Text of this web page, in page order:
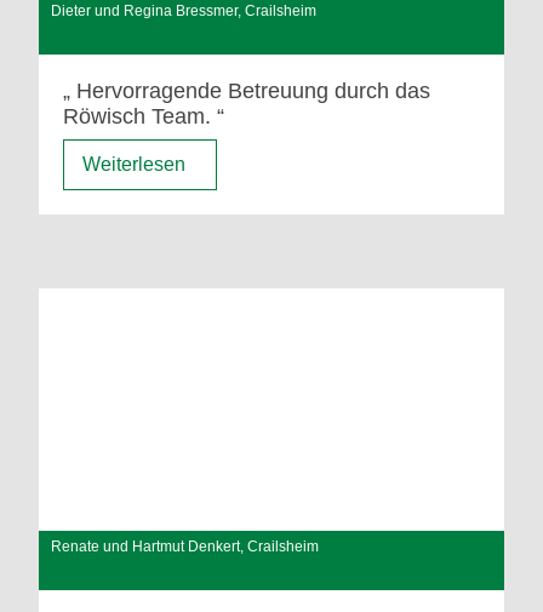
Dieter und Regina Bressmer, Crailsheim
Hervorragende Betreuung durch das
Röwisch Team.
Weiterlesen
Renate und Hartmut Denkert, Crailsheim